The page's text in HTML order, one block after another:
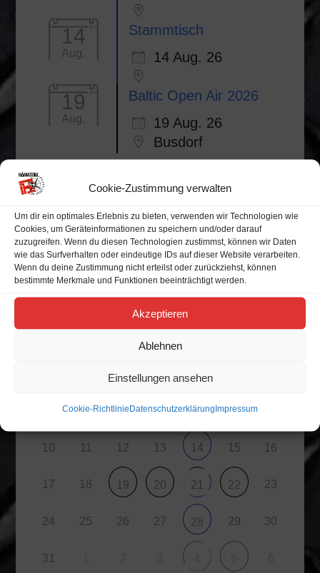
Cookie-Zustimmung verwalten
Um dir ein optimales Erlebnis zu bieten, verwenden wir Technologien wie
Cookies, um Geräteinformationen zu speichern und/oder darauf
zuzugreifen. Wenn du diesen Technologien zustimmst, können wir Daten
wie das Surfverhalten oder eindeutige IDs auf dieser Website verarbeiten.
Wenn du deine Zustimmung nicht erteilst oder zurückziehst, können
bestimmte Merkmale und Funktionen beeinträchtigt werden.
Akzeptieren
Ablehnen
Einstellungen ansehen
Cookie-RichtlinieDatenschutzerklärungImpressum
14
Aug.
Stammtisch
14 Aug. 26
19
Aug.
Baltic Open Air 2026
19 Aug. 26
Busdorf
Alle Veranstaltungen
Veranstaltungskalender
M D M D F S S
29 30 31
4 5 6 7 8
10 11 12 13 14 15 16
17 18 19 20 21 22 23
24 25 26 27 28 29 30
31